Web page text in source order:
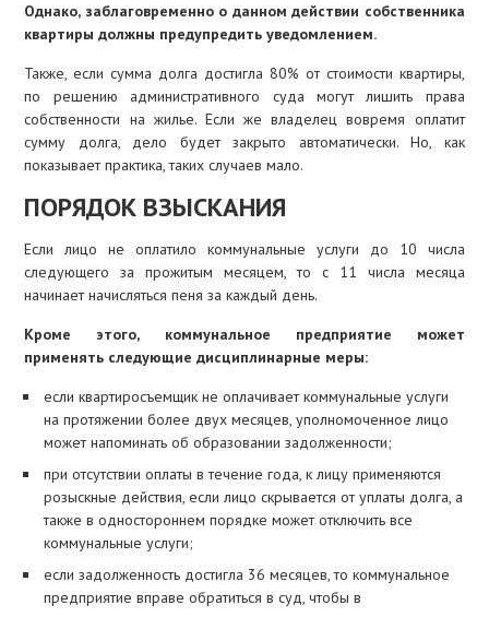
Однако, заблаговременно о данном действии собственника
квартиры должны предупредить уведомлением.
Также, если сумма долга достигла 80% от стоимости квартиры,
по решению административного суда могут лишить права
собственности на жилье. Если же владелец вовремя оплатит
сумму долга, дело будет закрыто автоматически. Но, как
показывает практика, таких случаев мало.
ПОРЯДОК ВЗЫСКАНИЯ
Если лицо не оплатило коммунальные услуги до 10 числа
следующего за прожитым месяцем, то с 11 числа месяца
начинает начисляться пеня за каждый день.
Кроме этого, коммунальное предприятие может
применять следующие дисциплинарные меры:
если квартиросъемщик не оплачивает коммунальные услуги
на протяжении более двух месяцев, уполномоченное лицо
может напоминать об образовании задолженности;
при отсутствии оплаты в течение года, к лицу применяются
розыскные действия, если лицо скрывается от уплаты долга, а
также в одностороннем порядке может отключить все
коммунальные услуги;
если задолженность достигла 36 месяцев, то коммунальное
предприятие вправе обратиться в суд, чтобы в